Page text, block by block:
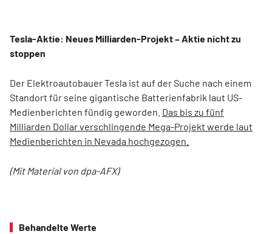
Tesla-Aktie: Neues Milliarden-Projekt – Aktie nicht zu
stoppen
Der Elektroautobauer Tesla ist auf der Suche nach einem
Standort für seine gigantische Batterienfabrik laut US-
Medienberichten fündig geworden. Das bis zu fünf
Milliarden Dollar verschlingende Mega-Projekt werde laut
Medienberichten in Nevada hochgezogen.
(Mit Material von dpa-AFX)
Behandelte Werte